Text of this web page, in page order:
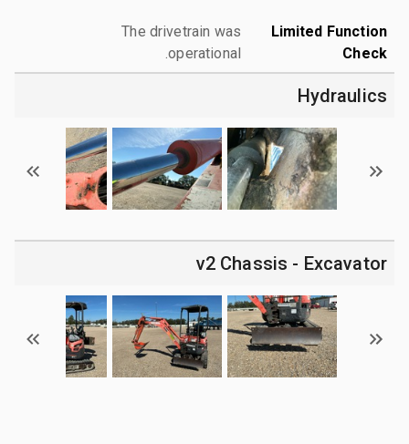
Limited Function
Check
The drivetrain was
operational.
Hydraulics
v2 Chassis - Excavator